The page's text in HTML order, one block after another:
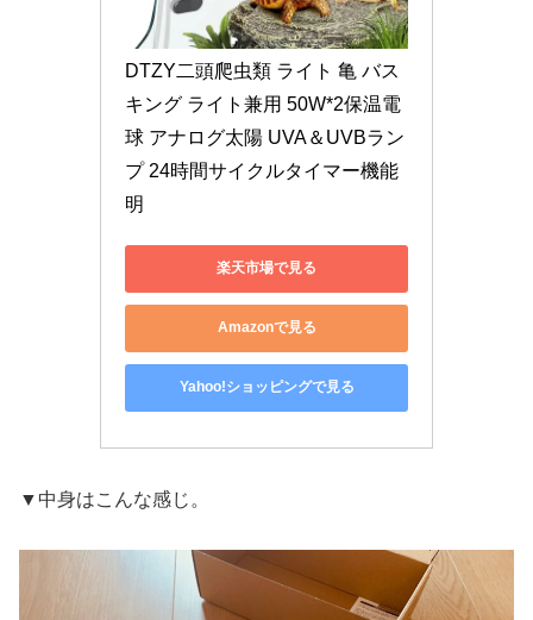
DTZY二頭爬虫類 ライト 亀 バス
キング ライト兼用 50W*2保温電
球 アナログ太陽 UVA＆UVBラン
プ 24時間サイクルタイマー機能
明
楽天市場で見る
Amazonで見る
Yahoo!ショッピングで見る
▼中身はこんな感じ。